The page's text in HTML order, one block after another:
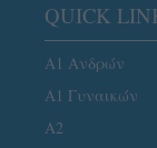
QUICK
Α1 Ανδρών
Α1 Γυναικών
A2